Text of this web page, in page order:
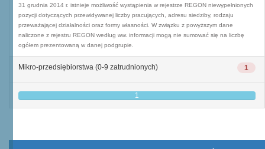
31 grudnia 2014 r. istnieje możliwość wystąpienia w rejestrze REGON niewypełnionych
pozycji dotyczących przewidywanej liczby pracujących, adresu siedziby, rodzaju
przeważającej działalności oraz formy własności. W związku z powyższym dane
naliczone z rejestru REGON według ww. informacji mogą nie sumować się na liczbę
ogółem prezentowaną w danej podgrupie.
1
Mikro-przedsiębiorstwa (0-9 zatrudnionych)
1